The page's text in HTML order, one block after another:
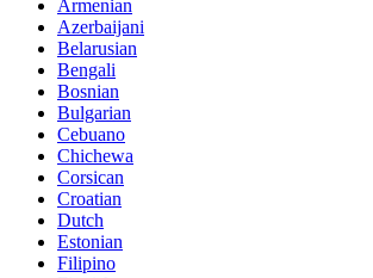
Armenian
Azerbaijani
Belarusian
Bengali
Bosnian
Bulgarian
Cebuano
Chichewa
Corsican
Croatian
Dutch
Estonian
Filipino